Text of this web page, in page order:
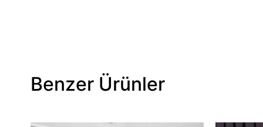
Benzer Ürünler